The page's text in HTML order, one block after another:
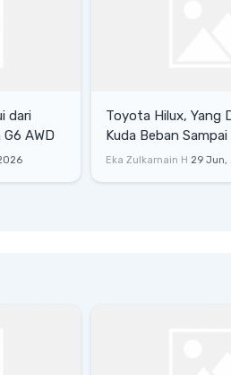
dari
G6 AWD
Toyota Hilux, Yang
Kuda Beban
Lifestyle
Eka Zulkarnain H 29 Jun,